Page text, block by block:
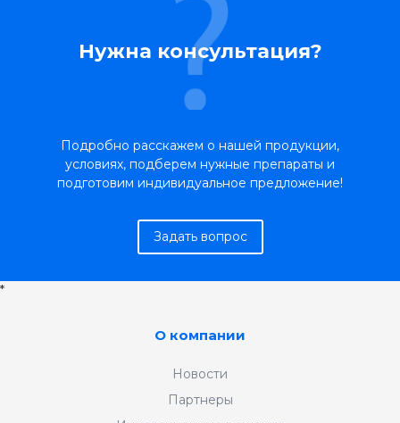
Нужна консультация?
Подробно расскажем о нашей продукции,
условиях, подберем нужные препараты и
подготовим индивидуальное предложение!
Задать вопрос
*
О компании
Новости
Партнеры